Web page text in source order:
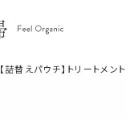
【詰替えパウチ】トリートメント